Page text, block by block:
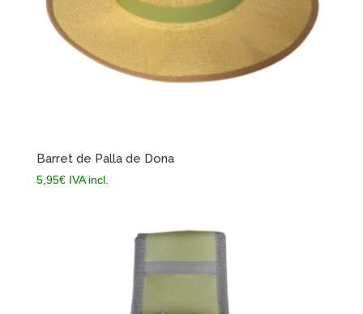
Barret de Palla de Dona
5,95€ IVA incl.